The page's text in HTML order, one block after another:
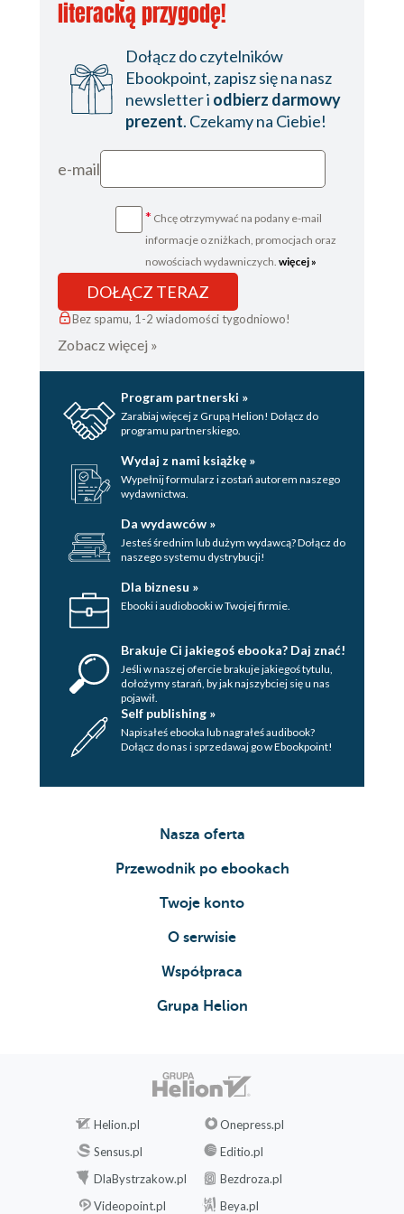
literacką przygodę!
Dołącz do czytelników
Ebookpoint, zapisz się na nasz
newsletter i odbierz darmowy
prezent. Czekamy na Ciebie!
e-mail
* Chcę otrzymywać na podany e-mail
informacje o zniżkach, promocjach oraz
nowościach wydawniczych. więcej »
DOŁĄCZ TERAZ
Bez spamu, 1-2 wiadomości tygodniowo!
Zobacz więcej »
Program partnerski »
Zarabiaj więcej z Grupą Helion! Dołącz do
programu partnerskiego.
Wydaj z nami książkę »
Wypełnij formularz i zostań autorem naszego
wydawnictwa.
Da wydawców »
Jesteś średnim lub dużym wydawcą? Dołącz do
naszego systemu dystrybucji!
Dla biznesu »
Ebooki i audiobooki w Twojej firmie.
Brakuje Ci jakiegoś ebooka? Daj znać!
Jeśli w naszej ofercie brakuje jakiegoś tytulu,
dołożymy starań, by jak najszybciej się u nas
pojawił.
Self publishing »
Napisałeś ebooka lub nagrałeś audibook?
Dołącz do nas i sprzedawaj go w Ebookpoint!
Nasza oferta
Przewodnik po ebookach
Twoje konto
O serwisie
Współpraca
Grupa Helion
Helion.pl
Onepress.pl
Sensus.pl
Editio.pl
DlaBystrzakow.pl
Bezdroza.pl
Videopoint.pl
Beya.pl